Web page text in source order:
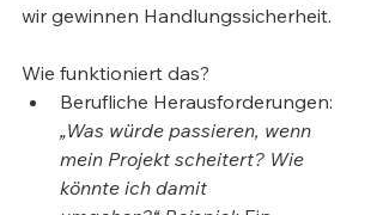
wir gewinnen Handlungssicherheit.
Wie funktioniert das?
Berufliche Herausforderungen:
„Was würde passieren, wenn
mein Projekt scheitert? Wie
könnte ich damit